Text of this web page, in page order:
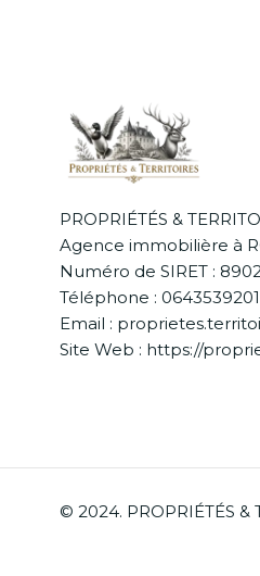
PROPRIÉTÉS &
Agence immobilière à
Numéro de SIRET :
Téléphone : 0643539201
Email :
Site Web : https://
© 2024. PROPRIÉTÉS &